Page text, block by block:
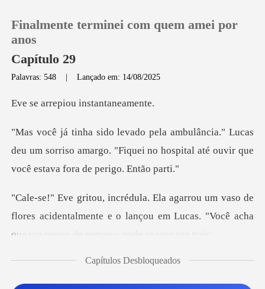
Histórico
Finalmente terminei com quem amei por
anos
Capítulo 29
Palavras: 548 |Lançado em: 14/08/2025
piou instan
cas
deu um sorriso amargo. "Fiquei no hospital até
o de
flores acidentalmente e o lançou em Lucas. "Voc
Capítulos Desbloqueados